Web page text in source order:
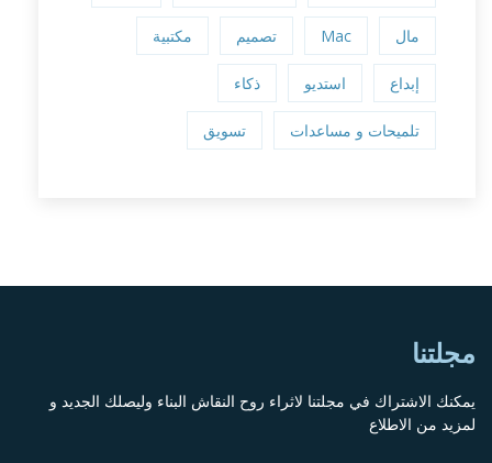
مال Mac تصميم مكتبية
إبداع استديو ذكاء
تلميحات و مساعدات تسويق
مجلتنا
يمكنك الاشتراك في مجلتنا لاثراء روح النقاش البناء وليصلك الجديد و
لمزيد من الاطلاع